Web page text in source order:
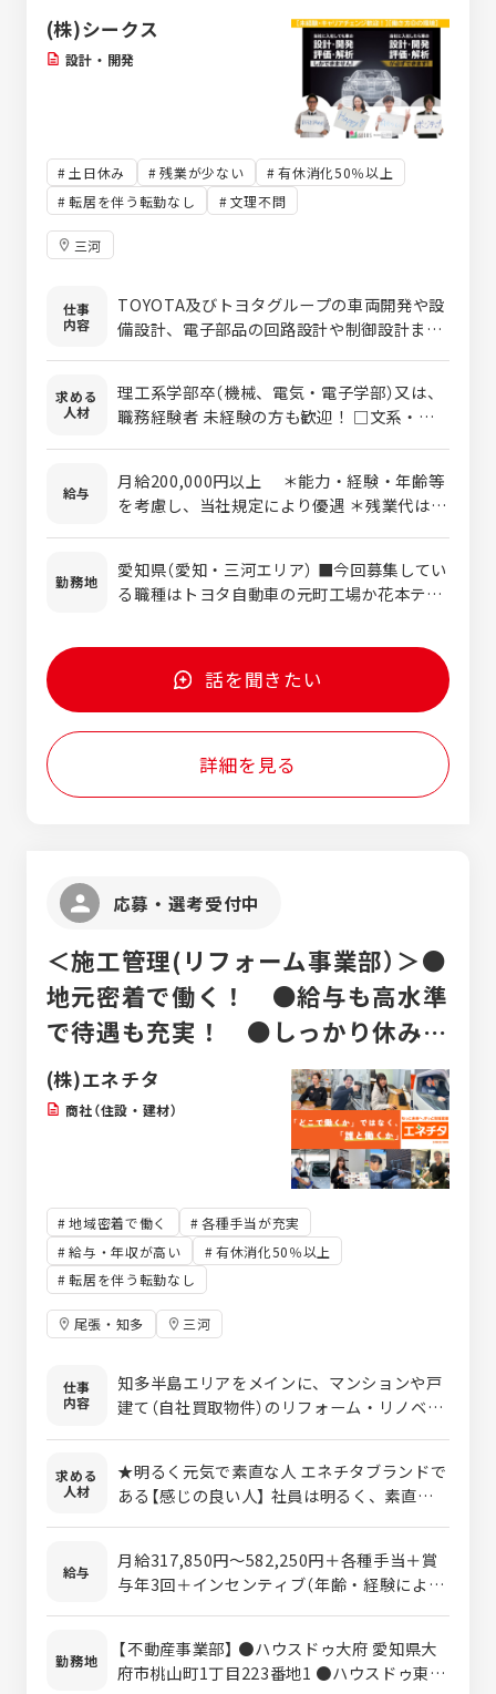
(株)シークス
設計・開発
土日休み 残業が少ない
有休消化50％以上
転居を伴う転勤なし
文理不問
三河
仕事
内容
TOYOTA及びトヨタグループの車両開発や設
備設計、電子部品の回路設計や制御設計ま
わっていただきます。 ●車体技術部門 ・ボデ
ィー系プレス金型設計 ・ボディー系プレス工
程設計 ・ボディー系プレス工程整備 ●先進
技術部門 ・運転支援システム開発 ・車載電
子制御ユニット開発 ・車載電子制御ユニット
発 ・ワイヤーハーネス回路設計 ・ワイヤー
ハーネス経路設計 ・始動充電系部品開発 【業
トやドア等の車のボディを生産するためのプ
レス金型と呼ばれる設備を設計します。 「こ
のボディのデザインであればいくつ工程が必
要で、こんな金型で…」など、 実際に車のボ
ディが製造できるところまで完結することが
ミッションです。 ● 運転支援システム開発
「次の新型車やモデルチェンジではこんな機
部品メーカーに向けて、指示書を作って流し
子部品搭載設計 「トヨタ自動車」の開発の企画
に合わせて、 次期型車両へ搭載するECU・セ
ンサ等の車載用電子部品を様々な要件を考慮
して配置します。 「ここにボルトの穴をつけ
ないように、強度はこれくらいで…」といっ
た細かい要件を考慮しながら、部品の配置を
求める
人材
理工系学部卒（機械、電気・電子学部）又は、
職務経験者 未経験の方も歓迎！ □文系・理
ア形成を図るため、年齢を制限した募集を行
なっています） □自動車に興味のある方 □自
動車に興味がなくても、技術を覚えようとす
るチャレンジ精神をお持ちの方 □コミュニケ
ーションを取り連携して仕事を進めることに
します！ 金融系営業、ドラッグストア・家電
量販店の販売員等、未経験入社の社員の前職
は様々。 エンジニアとしてのスキルも大事で
すが、プロジェクトをチームとして動かして
いくので、 周りとのコミュニケーションを取
れる方を重視しています！
給与
月給200,000円以上 ＊能力・経験・年齢等
を考慮し、当社規定により優遇 ＊残業代は別
＞ ・年収470万円/30歳（入社8年目） ・年収
620万円/40歳（入社18年目）
勤務地
愛知県（愛知・三河エリア） ■今回募集してい
る職種はトヨタ自動車の元町工場か花本テク
的には他のトヨタグループ会社及び関連会社
（トヨタ車体、デンソーなど）で勤務する可能
性もあります。 ※愛知県外への異動はありま
せん。 客先常駐＝派遣と思われる方も多いか
と思いますが、当社の場合は委託・請負業務
なので、トヨタ自動車工場内にシークスのオ
話を聞きたい
詳細を見る
応募・選考受付中
＜施工管理(リフォーム事業部）＞●
地元密着で働く！ ●給与も高水準
で待遇も充実！ ●しっかり休みも
取って、ライフワークバランス大切
に！
(株)エネチタ
商社（住設・建材）
地域密着で働く
各種手当が充実
給与・年収が高い
有休消化50％以上
転居を伴う転勤なし
尾張・知多 三河
仕事
内容
知多半島エリアをメインに、マンションや戸
建て（自社買取物件）のリフォーム・リノベー
ていただきます。 【具体的な業務内容】 ■営
業が契約してきた物件に対し、リフォーム仕
様の打ち合わせから参加 ■メーカーとの現地
調査や打ち合わせに同行し、その後の施工管
理業務 ■指示書作成や商品発注などの段取り
用車貸与あり 【教育体制について】OJTで3ヵ
月程度を目安に、先輩・上司が丁寧に指導い
求める
人材
★明るく元気で素直な人 エネチタブランドで
ある【感じの良い人】 社員は明るく、素直な人
要と考えています。 ★すぐに行動できる人 一
般的な企業に比べ、更にスピード感が重視さ
れています。日々の業務はもちろん、お客様
への対応、業務改善、あらゆる場面でスピー
ド感を求めています。 業務を早く終わらせる
給与
月給317,850円～582,250円＋各種手当＋賞
与年3回＋インセンティブ（年齢・経験によっ
過分は別途支給します。 【モデル年収】 2年
目 540万円程度 5年目 850万円程度 賞
勤務地
【不動産事業部】 ●ハウスドゥ大府 愛知県大
府市桃山町1丁目223番地1 ●ハウスドゥ東海